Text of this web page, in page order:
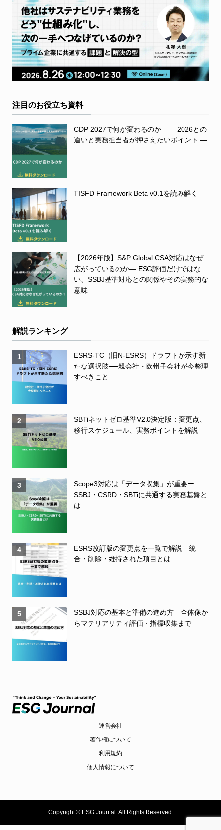
注目のお役立ち資料
CDP 2027で何が変わるのか ― 2026との
違いと実務担当者が押さえたいポイント ―
TISFD Framework Beta v0.1を読み解く
【2026年版】S&P Global CSA対応はなぜ
広がっているのか― ESG評価だけではな
い、SSBJ基準対応との関係やその実務的な
意味 ―
解説ランキング
1
ESRS-TC（旧N-ESRS）ドラフトが示す新
たな選択肢──親会社・欧州子会社が今整理
すべきこと
2
SBTiネットゼロ基準V2.0決定版：変更点、
移行スケジュール、実務ポイントを解説
3
Scope3対応は「データ収集」が重要ー
SSBJ・CSRD・SBTiに共通する実務基盤と
は
4
ESRS改訂版の変更点を一覧で解説 統
合・削除・維持された項目とは
5
SSBJ対応の基本と準備の進め方 全体像か
らマテリアリティ評価・指標収集まで
運営会社
著作権について
利用規約
個人情報について
Copyright ©ESG Journal. All Rights Reserved.